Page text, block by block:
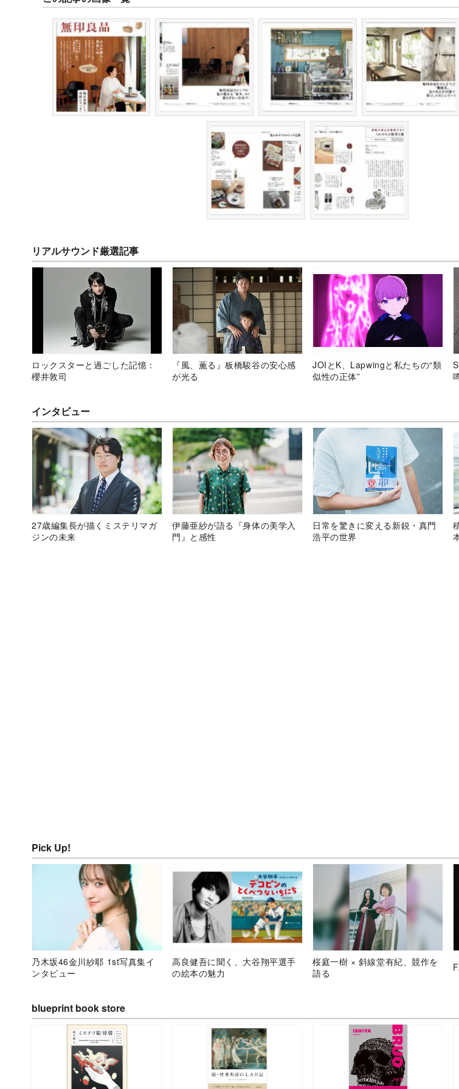
リアルサウンド厳選記事
ロックスターと過ごした記憶：
櫻井敦司
『風、薫る』板橋駿谷の安心感
が光る
JOIとK、Lapwingと私たちの“類
似性の正体”
インタビュー
27歳編集長が描くミステリマガ
ジンの未来
伊藤亜紗が語る『身体の美学入
門』と感性
日常を驚きに変える新鋭・真門
浩平の世界
Pick Up!
乃木坂46金川紗耶 1st写真集イ
ンタビュー
高良健吾に聞く、大谷翔平選手
の絵本の魅力
桜庭一樹 × 斜線堂有紀、競作を
語る
blueprint book store